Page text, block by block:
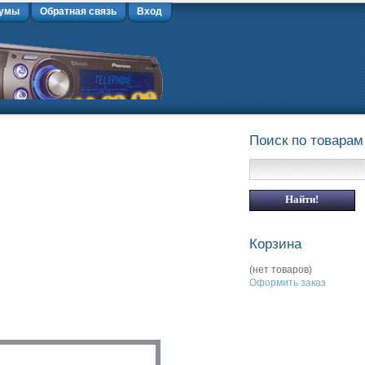
Обратная связь Вход
Поиск по товарам
Корзина
(нет товаров)
Оформить заказ